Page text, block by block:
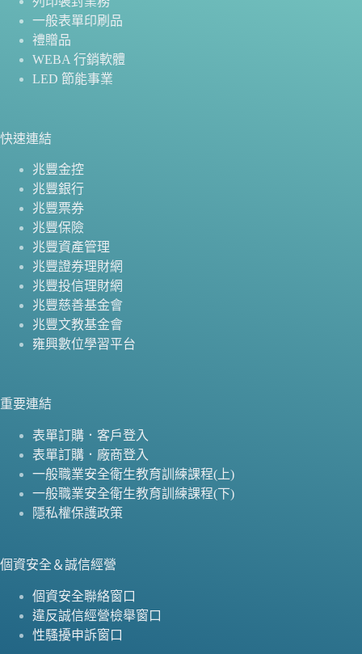
一般表單印刷品
禮贈品
WEBA 行銷軟體
LED 節能事業
快速連結
兆豐金控
兆豐銀行
兆豐票券
兆豐保險
兆豐資產管理
兆豐證券理財網
兆豐投信理財網
兆豐慈善基金會
兆豐文教基金會
雍興數位學習平台
重要連結
表單訂購．客戶登入
表單訂購．廠商登入
一般職業安全衛生教育訓練課程(上)
一般職業安全衛生教育訓練課程(下)
隱私權保護政策
個資安全＆誠信經營
個資安全聯絡窗口
違反誠信經營檢舉窗口
性騷擾申訴窗口